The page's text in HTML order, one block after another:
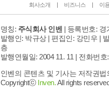
회사소개 비즈니스 이
명칭: 주식회사 인벤 | 등록번호: 경
발행인: 박규상 | 편집인: 강민우 |
층
발행연월일: 2004 11. 11 | 전화번호
인벤의 콘텐츠 및 기사는 저작권
Copyrightⓒ Inven.All rights